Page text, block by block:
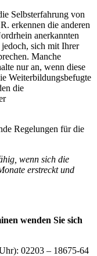
Selbsterfahrung von
erkennen die anderen
anerkannten
sich mit Ihrer
Manche
nur an, wenn diese
Weiterbildungsbefugte
die
Regelungen für die
wenn sich die
erstreckt und
wenden Sie sich
02203 – 18675-64